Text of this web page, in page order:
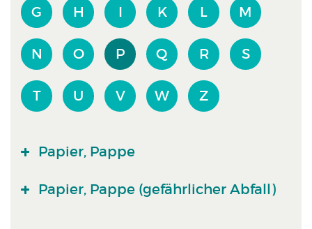
G H I K L M
N O P Q R S
T U V W Z
Papier, Pappe
Papier, Pappe (gefährlicher Abfall)